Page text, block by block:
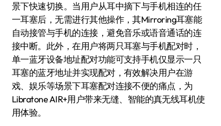
景下快速切换。当用户从耳中摘下与手机相连的任
一耳塞后，无需进行其他操作，其Mirroring耳塞能
自动接管与手机的连接，避免音乐或语音通话的连
接中断。此外，在用户将两只耳塞与手机配对时，
单一蓝牙设备地址配对功能可支持手机仅显示一只
耳塞的蓝牙地址并实现配对，有效解决用户在游
戏、娱乐等场景下耳塞配对连接不便的痛点，为
Libratone AIR+用户带来无缝、智能的真无线耳机使
用体验。